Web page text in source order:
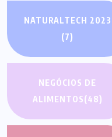
NATURALTECH 2023
(7)
NEGÓCIOS DE
ALIMENTOS(48)